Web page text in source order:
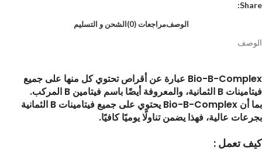
Share:
الوصفمراجعات (0) الشحن و التسليم
الوصف
Bio-B-Complex عبارة عن أقراص تحتوي كل منها على جميع
فيتامينات B الثمانية، والمعروفة أيضًا باسم فيتامين B المركب.
بما أن Bio-B-Complex يحتوي على جميع فيتامينات B الثمانية
بجرعات عالية، فهذا يضمن تناولًا يوميًا كافيًا.
كيف تعمل :